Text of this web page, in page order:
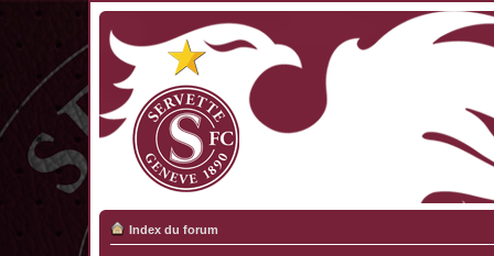
Index du forum